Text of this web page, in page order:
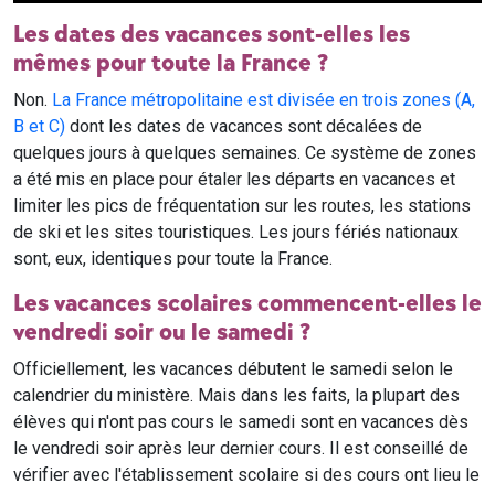
Les dates des vacances sont-elles les
mêmes pour toute la France ?
Non. La France métropolitaine est divisée en trois zones (A,
B et C) dont les dates de vacances sont décalées de
quelques jours à quelques semaines. Ce système de zones
a été mis en place pour étaler les départs en vacances et
limiter les pics de fréquentation sur les routes, les stations
de ski et les sites touristiques. Les jours fériés nationaux
sont, eux, identiques pour toute la France.
Les vacances scolaires commencent-elles le
vendredi soir ou le samedi ?
Officiellement, les vacances débutent le samedi selon le
calendrier du ministère. Mais dans les faits, la plupart des
élèves qui n'ont pas cours le samedi sont en vacances dès
le vendredi soir après leur dernier cours. Il est conseillé de
vérifier avec l'établissement scolaire si des cours ont lieu le